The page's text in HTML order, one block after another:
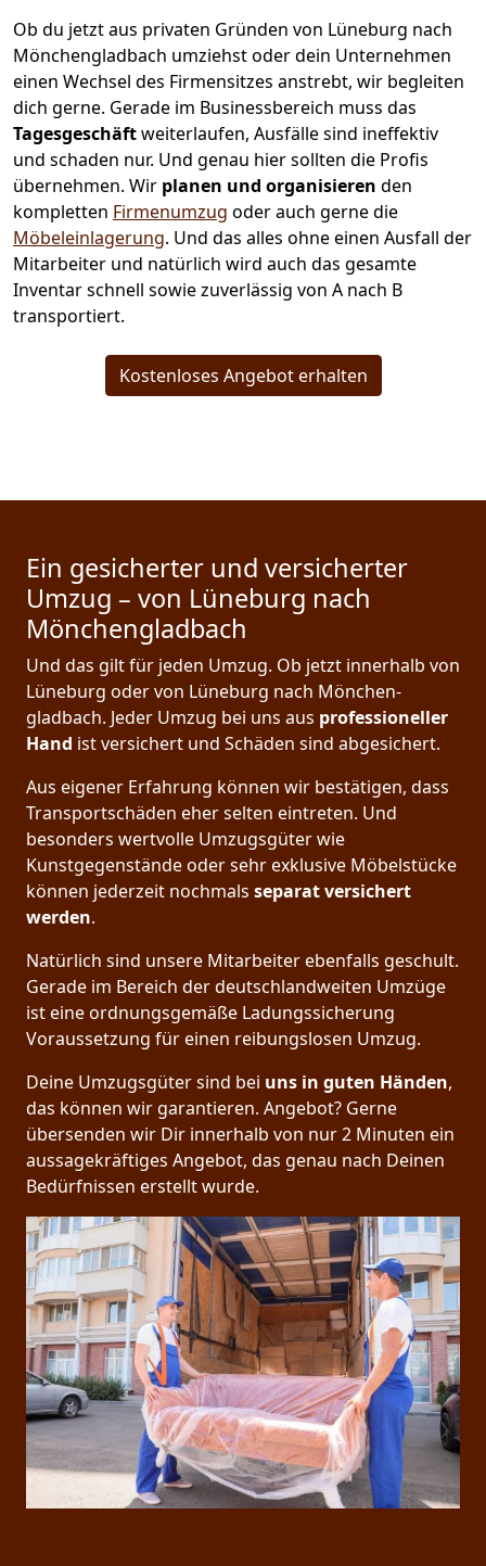
Ob du jetzt aus privaten Gründen von Lüneburg nach
Mönchen­gladbach umziehst oder dein Unternehmen
einen Wechsel des Firmensitzes anstrebt, wir begleiten
dich gerne. Gerade im Businessbereich muss das
Tagesgeschäftweiterlaufen, Ausfälle sind ineffektiv
und schaden nur. Und genau hier sollten die Profis
übernehmen. Wir planen und organisieren den
kompletten Firmenumzug oder auch gerne die
Möbeleinlagerung. Und das alles ohne einen Ausfall der
Mitarbeiter und natürlich wird auch das gesamte
Inventar schnell sowie zuverlässig von A nach B
transportiert.
Kostenloses Angebot erhalten
Ein gesicherter und versicherter
Umzug – von Lüneburg nach
Mönchen­gladbach
Und das gilt für jeden Umzug. Ob jetzt innerhalb von
Lüneburg oder von Lüneburg nach Mönchen­
gladbach. Jeder Umzug bei uns aus professioneller
Hand ist versichert und Schäden sind abgesichert.
Aus eigener Erfahrung können wir bestätigen, dass
Transportschäden eher selten eintreten. Und
besonders wertvolle Umzugsgüter wie
Kunstgegenstände oder sehr exklusive Möbelstücke
können jederzeit nochmals separat versichert
werden.
Natürlich sind unsere Mitarbeiter ebenfalls geschult.
Gerade im Bereich der deutschlandweiten Umzüge
ist eine ordnungsgemäße Ladungssicherung
Voraussetzung für einen reibungslosen Umzug.
Deine Umzugsgüter sind bei uns in guten Händen,
das können wir garantieren. Angebot? Gerne
übersenden wir Dir innerhalb von nur 2 Minuten ein
aussagekräftiges Angebot, das genau nach Deinen
Bedürfnissen erstellt wurde.